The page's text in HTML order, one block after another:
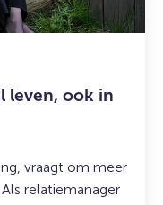
leven, ook in
vraagt om meer
relatiemanager